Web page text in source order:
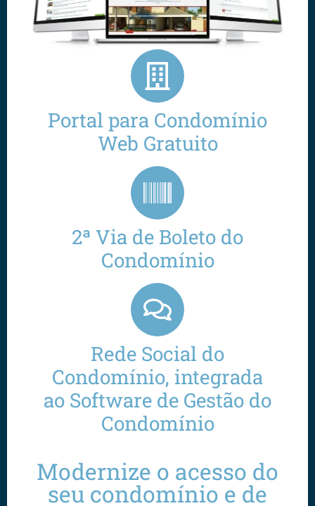
Portal para Condomínio
Web Gratuito
2ª Via de Boleto do
Condomínio
Rede Social do
Condomínio, integrada
ao Software de Gestão do
Condomínio
Modernize o acesso do
seu condomínio e de